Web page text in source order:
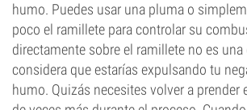
humo. Puedes usar una pluma o
poco el ramillete para controlar su
directamente sobre el ramillete no es
considera que estarías expulsando tu
humo. Quizás necesites volver a prender